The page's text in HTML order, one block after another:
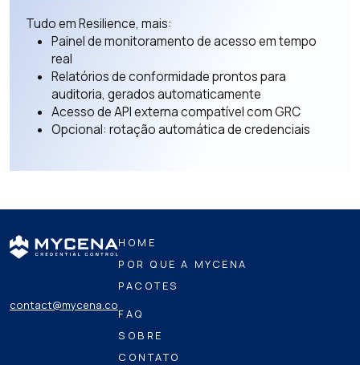
Tudo em Resilience, mais:
Painel de monitoramento de acesso em tempo
real
Relatórios de conformidade prontos para
auditoria, gerados automaticamente
Acesso de API externa compatível com GRC
Opcional: rotação automática de credenciais
contact@mycena.co
HOME
POR QUE A MYCENA
PACOTES
FAQ
SOBRE
CONTATO